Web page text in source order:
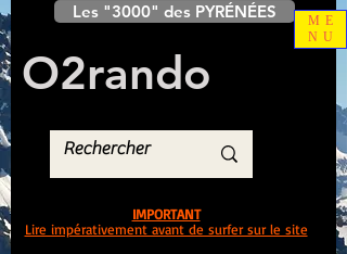
Les "3000" des PYRÉNÉES
O2rando
IMPORTANT
Lire impérativement avant de surfer sur le site
ME
NU